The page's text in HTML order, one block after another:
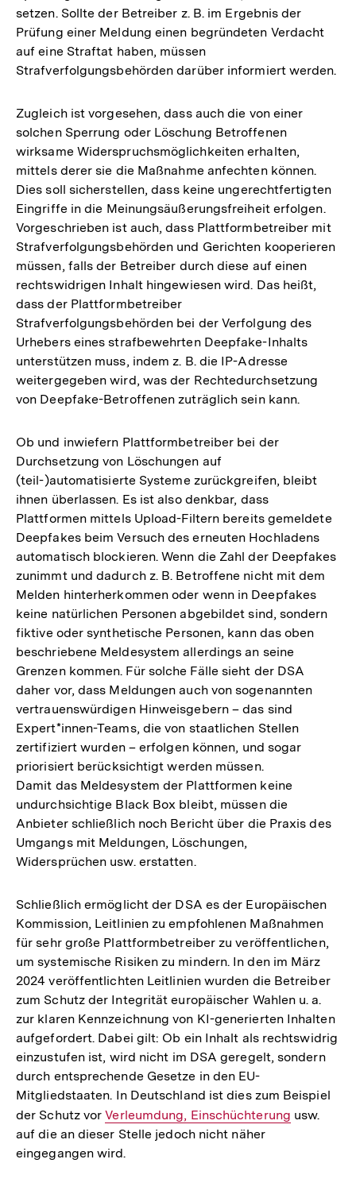
setzen. Sollte der Betreiber z. B. im Ergebnis der
Prüfung einer Meldung einen begründeten Verdacht
auf eine Straftat haben, müssen
Strafverfolgungsbehörden darüber informiert werden.
Zugleich ist vorgesehen, dass auch die von einer
solchen Sperrung oder Löschung Betroffenen
wirksame Widerspruchsmöglichkeiten erhalten,
mittels derer sie die Maßnahme anfechten können.
Dies soll sicherstellen, dass keine ungerechtfertigten
Eingriffe in die Meinungsäußerungsfreiheit erfolgen.
Vorgeschrieben ist auch, dass Plattformbetreiber mit
Strafverfolgungsbehörden und Gerichten kooperieren
müssen, falls der Betreiber durch diese auf einen
rechtswidrigen Inhalt hingewiesen wird. Das heißt,
dass der Plattformbetreiber
Strafverfolgungsbehörden bei der Verfolgung des
Urhebers eines strafbewehrten Deepfake-Inhalts
unterstützen muss, indem z. B. die IP-Adresse
weitergegeben wird, was der Rechtedurchsetzung
von Deepfake-Betroffenen zuträglich sein kann.
Ob und inwiefern Plattformbetreiber bei der
Durchsetzung von Löschungen auf
(teil-)automatisierte Systeme zurückgreifen, bleibt
ihnen überlassen. Es ist also denkbar, dass
Plattformen mittels Upload-Filtern bereits gemeldete
Deepfakes beim Versuch des erneuten Hochladens
automatisch blockieren. Wenn die Zahl der Deepfakes
zunimmt und dadurch z. B. Betroffene nicht mit dem
Melden hinterherkommen oder wenn in Deepfakes
keine natürlichen Personen abgebildet sind, sondern
fiktive oder synthetische Personen, kann das oben
beschriebene Meldesystem allerdings an seine
Grenzen kommen. Für solche Fälle sieht der DSA
daher vor, dass Meldungen auch von sogenannten
vertrauenswürdigen Hinweisgebern – das sind
Expert*innen-Teams, die von staatlichen Stellen
zertifiziert wurden – erfolgen können, und sogar
priorisiert berücksichtigt werden müssen.
Damit das Meldesystem der Plattformen keine
undurchsichtige Black Box bleibt, müssen die
Anbieter schließlich noch Bericht über die Praxis des
Umgangs mit Meldungen, Löschungen,
Widersprüchen usw. erstatten.
Schließlich ermöglicht der DSA es der Europäischen
Kommission, Leitlinien zu empfohlenen Maßnahmen
für sehr große Plattformbetreiber zu veröffentlichen,
um systemische Risiken zu mindern. In den im März
2024 veröffentlichten Leitlinien wurden die Betreiber
zum Schutz der Integrität europäischer Wahlen u. a.
zur klaren Kennzeichnung von KI-generierten Inhalten
aufgefordert. Dabei gilt: Ob ein Inhalt als rechtswidrig
einzustufen ist, wird nicht im DSA geregelt, sondern
durch entsprechende Gesetze in den EU-
Mitgliedstaaten. In Deutschland ist dies zum Beispiel
der Schutz vorInterner
Link:
Verleumdung, Einschüchterung usw.
auf die an dieser Stelle jedoch nicht näher
eingegangen wird.